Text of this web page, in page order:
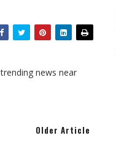
news near
Older Article